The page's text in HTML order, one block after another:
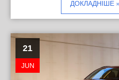
ДОКЛАДНІШЕ
21
JUN